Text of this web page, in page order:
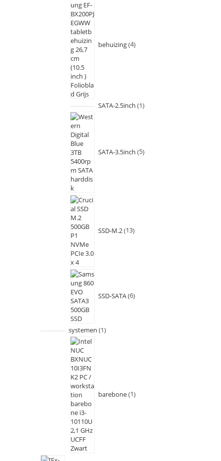
behuizing 4
SATA-2.5inch 1
SATA-3.5inch 5
SSD-M.2 13
SSD-SATA 6
systemen 1
barebone 1